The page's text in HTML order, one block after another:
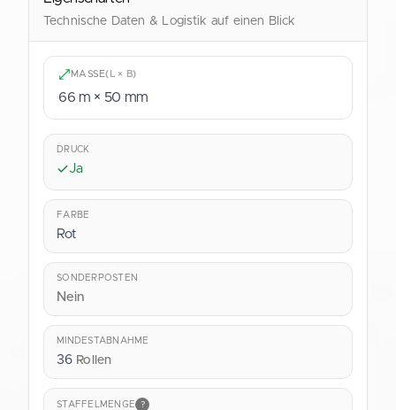
shop@verpackung.de
Technische Daten & Logistik auf einen Blick
MASSE(L × B)
66 m × 50 mm
DRUCK
Ja
FARBE
Rot
SONDERPOSTEN
Nein
MINDESTABNAHME
36 Rollen
STAFFELMENGE ?